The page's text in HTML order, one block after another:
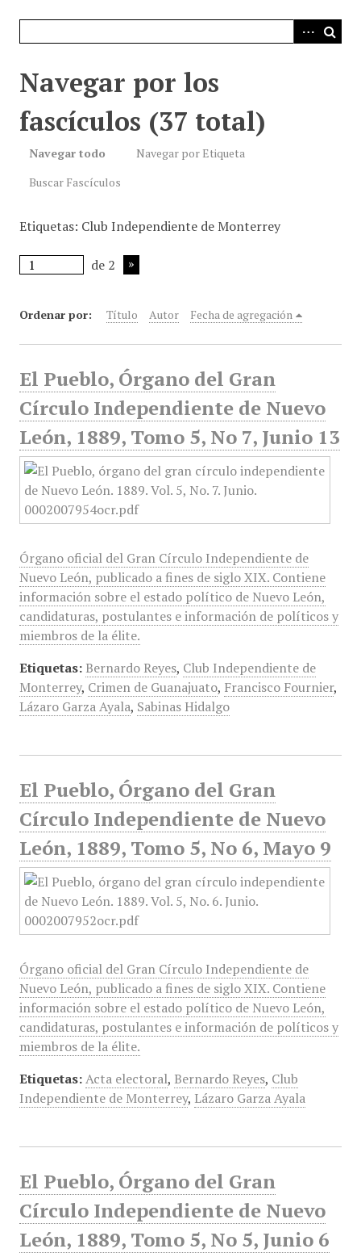
Navegar por los
fascículos (37 total)
Navegar todo
Navegar por Etiqueta
Buscar Fascículos
Etiquetas: Club Independiente de Monterrey
de 2
Ordenar por: Título Autor Fecha de agregación
El Pueblo, Órgano del Gran
Círculo Independiente de Nuevo
León, 1889, Tomo 5, No 7, Junio 13
Órgano oficial del Gran Círculo Independiente de
Nuevo León, publicado a fines de siglo XIX. Contiene
información sobre el estado político de Nuevo León,
candidaturas, postulantes e información de políticos y
miembros de la élite.
Etiquetas: Bernardo Reyes, Club Independiente de
Monterrey, Crimen de Guanajuato, Francisco Fournier,
Lázaro Garza Ayala, Sabinas Hidalgo
El Pueblo, Órgano del Gran
Círculo Independiente de Nuevo
León, 1889, Tomo 5, No 6, Mayo 9
Órgano oficial del Gran Círculo Independiente de
Nuevo León, publicado a fines de siglo XIX. Contiene
información sobre el estado político de Nuevo León,
candidaturas, postulantes e información de políticos y
miembros de la élite.
Etiquetas: Acta electoral, Bernardo Reyes, Club
Independiente de Monterrey, Lázaro Garza Ayala
El Pueblo, Órgano del Gran
Círculo Independiente de Nuevo
León, 1889, Tomo 5, No 5, Junio 6